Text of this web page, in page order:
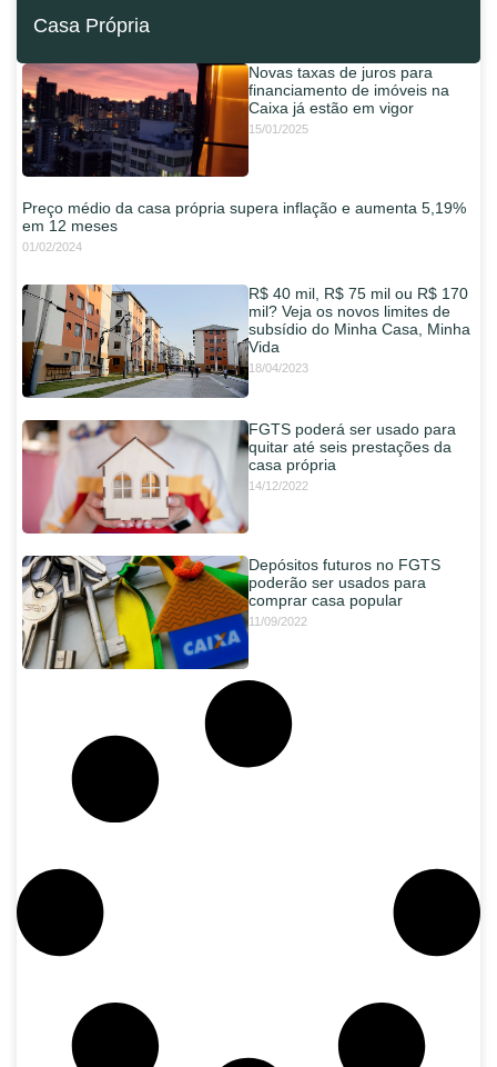
Casa Própria
Novas taxas de juros para
financiamento de imóveis na
Caixa já estão em vigor
15/01/2025
Preço médio da casa própria supera inflação e aumenta 5,19%
em 12 meses
01/02/2024
R$ 40 mil, R$ 75 mil ou R$ 170
mil? Veja os novos limites de
subsídio do Minha Casa, Minha
Vida
18/04/2023
FGTS poderá ser usado para
quitar até seis prestações da
casa própria
14/12/2022
Depósitos futuros no FGTS
poderão ser usados para
comprar casa popular
11/09/2022